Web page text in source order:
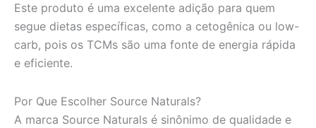
Este produto é uma excelente adição para quem
segue dietas específicas, como a cetogênica ou low-
carb, pois os TCMs são uma fonte de energia rápida
e eficiente.
Por Que Escolher Source Naturals?
A marca Source Naturals é sinônimo de qualidade e